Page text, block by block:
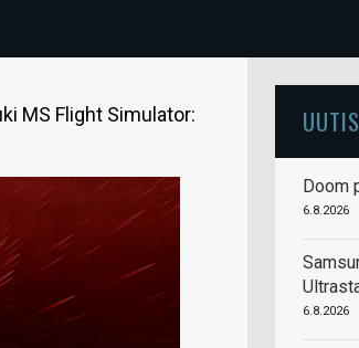
MS Flight Simulator:
Doom
6.8.2026
6.8.2026